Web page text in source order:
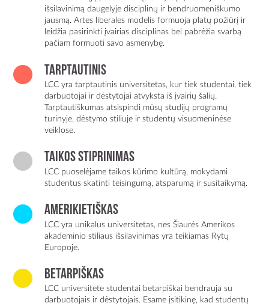
išsilavinimą daugelyje disciplinų ir bendruomeniškumo
jausmą. Artes liberales modelis formuoja platų požiūrį ir
leidžia pasirinkti įvairias disciplinas bei pabrėžia svarbą
pačiam formuoti savo asmenybę.
TARPTAUTINIS
LCC yra tarptautinis universitetas, kur tiek studentai, tiek
darbuotojai ir dėstytojai atvyksta iš įvairių šalių.
Tarptautiškumas atsispindi mūsų studijų programų
turinyje, dėstymo stiliuje ir studentų visuomeninėse
veiklose.
Taikos stiprinimas
LCC puoselėjame taikos kūrimo kultūrą, mokydami
studentus skatinti teisingumą, atsparumą ir susitaikymą.
AMERIKIETIŠKAS
LCC yra unikalus universitetas, nes Šiaurės Amerikos
akademinio stiliaus išsilavinimas yra teikiamas Rytų
Europoje.
BETARPIŠKAS
LCC universitete studentai betarpiškai bendrauja su
darbuotojais ir dėstytojais. Esame įsitikinę, kad studentų